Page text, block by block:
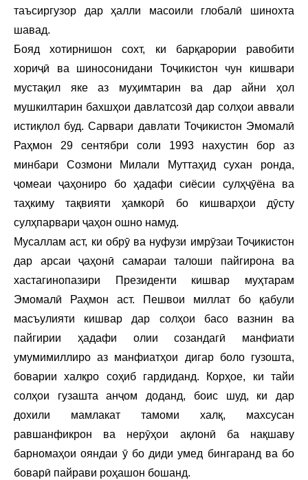
таъсиргузор дар ҳалли масоили глобалӣ шинохта
шавад.
Бояд хотирнишон сохт, ки барқарории равобити
хориҷӣ ва шиносонидани Тоҷикистон чун кишвари
мустақил яке аз муҳимтарин ва дар айни ҳол
мушкилтарин бахшҳои давлатсозӣ дар солҳои аввали
истиқлол буд. Сарвари давлати Тоҷикистон Эмомалӣ
Раҳмон 29 сентябри соли 1993 нахустин бор аз
минбари Созмони Милали Муттаҳид сухан ронда,
ҷомеаи ҷаҳониро бо ҳадафи сиёсии сулҳҷӯёна ва
таҳкиму тақвияти ҳамкорӣ бо кишварҳои дӯсту
сулҳпарвари ҷаҳон ошно намуд.
Мусаллам аст, ки обрӯ ва нуфузи имрӯзаи Тоҷикистон
дар арсаи ҷаҳонӣ самараи талоши пайгирона ва
хастагинопазири Президенти кишвар муҳтарам
Эмомалӣ Раҳмон аст. Пешвои миллат бо қабули
масъулияти кишвар дар солҳои басо вазнин ва
пайгирии ҳадафи олии созандагӣ манфиати
умумимиллиро аз манфиатҳои дигар боло гузошта,
боварии халқро соҳиб гардиданд. Корҳое, ки тайи
солҳои гузашта анҷом доданд, боис шуд, ки дар
дохили мамлакат тамоми халқ, махсусан
равшанфикрон ва нерӯҳои ақлонӣ ба нақшаву
барномаҳои ояндаи ӯ бо диди умед бингаранд ва бо
боварӣ пайрави роҳашон бошанд.